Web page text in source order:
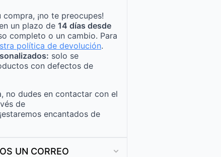
¡no te preocupes!
un plazo de 14 días desde
completo o un cambio. Para
política de devolución.
solo se
con defectos de
no dudes en contactar con el
de
encantados de
UN CORREO